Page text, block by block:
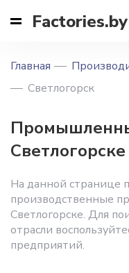
Factories.by
Главная
Светлогорск
Светлогорске
На данной странице
производственные
Светлогорске. Для
отрасли
предприятий.